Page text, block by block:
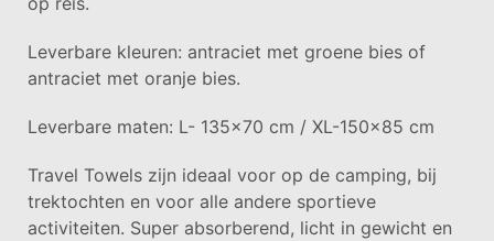
Leverbare kleuren: antraciet met groene bies of
antraciet met oranje bies.
Leverbare maten: L- 135×70 cm / XL-150×85 cm
Travel Towels zijn ideaal voor op de camping, bij
trektochten en voor alle andere sportieve
activiteiten. Super absorberend, licht in gewicht en